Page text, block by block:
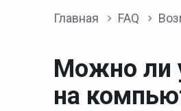
Главная FAQ
Можно ли
на